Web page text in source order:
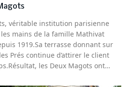
véritable institution parisienne
mains de la famille Mathivat
1919.Sa terrasse donnant sur
Prés continue d’attirer le client
les Deux Magots ont…